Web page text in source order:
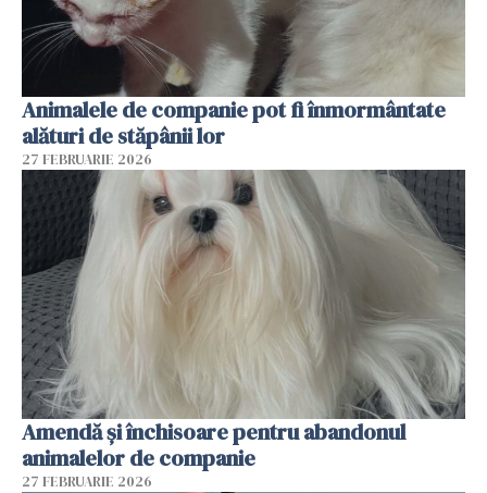
Animalele de companie pot fi înmormântate
alături de stăpânii lor
27 FEBRUARIE 2026
Amendă și închisoare pentru abandonul
animalelor de companie
27 FEBRUARIE 2026